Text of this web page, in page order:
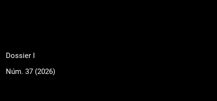
Dossier I
Núm. 37 (2026)